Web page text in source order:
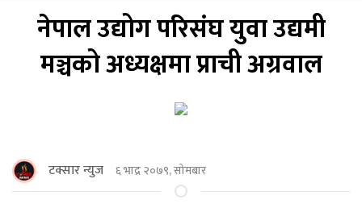
नेपाल उद्योग परिसंघ युवा उद्यमी
मञ्चको अध्यक्षमा प्राची अग्रवाल
टक्सार न्युज ६ भाद्र २०७९, सोमबार